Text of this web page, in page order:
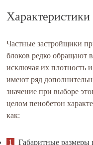
Характеристики
Частные застройщики
блоков редко обращают
исключая их плотность
имеют ряд
значение при выборе
целом пенобетон
как:
Габаритные размеры